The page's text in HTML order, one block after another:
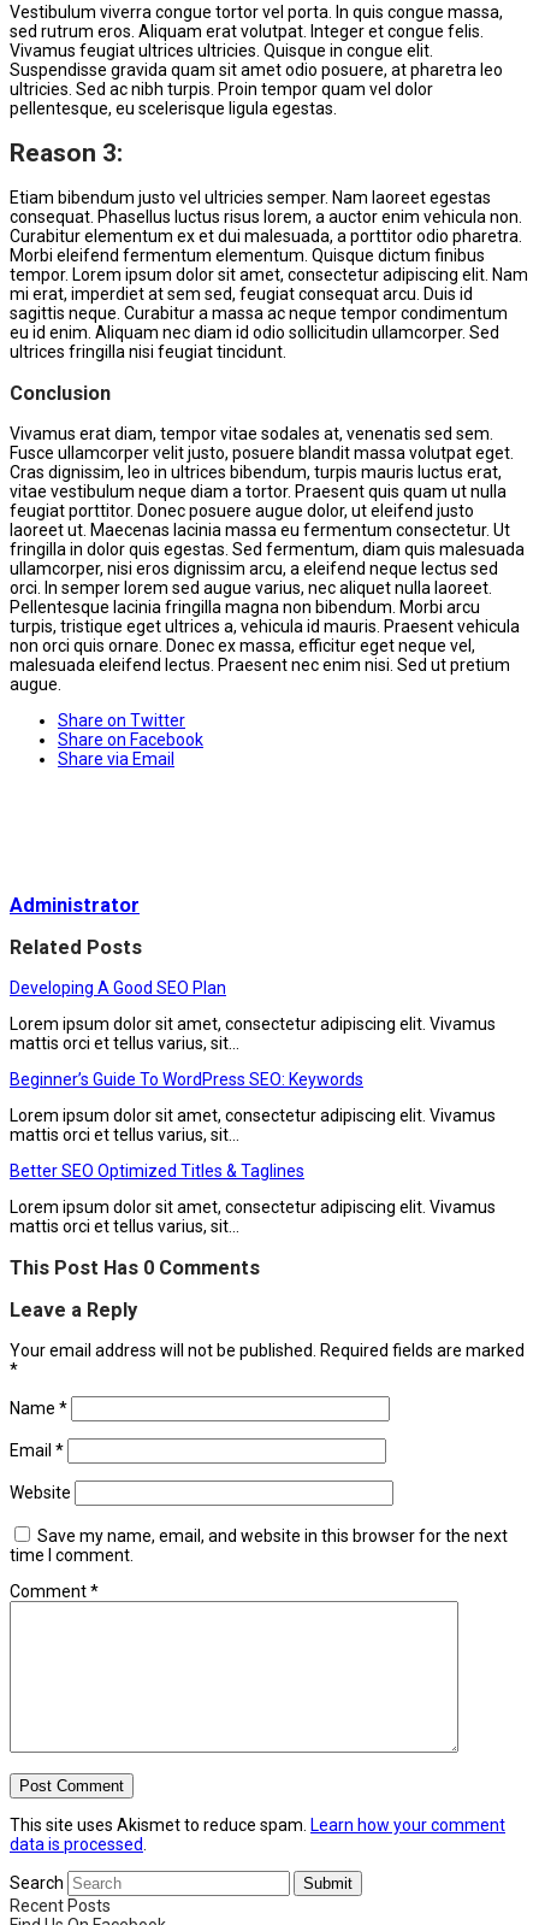
Vestibulum viverra congue tortor vel porta. In quis congue massa,
sed rutrum eros. Aliquam erat volutpat. Integer et congue felis.
Vivamus feugiat ultrices ultricies. Quisque in congue elit.
Suspendisse gravida quam sit amet odio posuere, at pharetra leo
ultricies. Sed ac nibh turpis. Proin tempor quam vel dolor
pellentesque, eu scelerisque ligula egestas.
Reason 3:
Etiam bibendum justo vel ultricies semper. Nam laoreet egestas
consequat. Phasellus luctus risus lorem, a auctor enim vehicula non.
Curabitur elementum ex et dui malesuada, a porttitor odio pharetra.
Morbi eleifend fermentum elementum. Quisque dictum finibus
tempor. Lorem ipsum dolor sit amet, consectetur adipiscing elit. Nam
mi erat, imperdiet at sem sed, feugiat consequat arcu. Duis id
sagittis neque. Curabitur a massa ac neque tempor condimentum
eu id enim. Aliquam nec diam id odio sollicitudin ullamcorper. Sed
ultrices fringilla nisi feugiat tincidunt.
Conclusion
Vivamus erat diam, tempor vitae sodales at, venenatis sed sem.
Fusce ullamcorper velit justo, posuere blandit massa volutpat eget.
Cras dignissim, leo in ultrices bibendum, turpis mauris luctus erat,
vitae vestibulum neque diam a tortor. Praesent quis quam ut nulla
feugiat porttitor. Donec posuere augue dolor, ut eleifend justo
laoreet ut. Maecenas lacinia massa eu fermentum consectetur. Ut
fringilla in dolor quis egestas. Sed fermentum, diam quis malesuada
ullamcorper, nisi eros dignissim arcu, a eleifend neque lectus sed
orci. In semper lorem sed augue varius, nec aliquet nulla laoreet.
Pellentesque lacinia fringilla magna non bibendum. Morbi arcu
turpis, tristique eget ultrices a, vehicula id mauris. Praesent vehicula
non orci quis ornare. Donec ex massa, efficitur eget neque vel,
malesuada eleifend lectus. Praesent nec enim nisi. Sed ut pretium
augue.
Share on Twitter
Share on Facebook
Share via Email
Administrator
Related Posts
Developing A Good SEO Plan
Lorem ipsum dolor sit amet, consectetur adipiscing elit. Vivamus
mattis orci et tellus varius, sit…
Beginner’s Guide To WordPress SEO: Keywords
Lorem ipsum dolor sit amet, consectetur adipiscing elit. Vivamus
mattis orci et tellus varius, sit…
Better SEO Optimized Titles & Taglines
Lorem ipsum dolor sit amet, consectetur adipiscing elit. Vivamus
mattis orci et tellus varius, sit…
This Post Has 0 Comments
Leave a Reply
Your email address will not be published. Required fields are marked
*
Name *
Email *
Website
Save my name, email, and website in this browser for the next
time I comment.
Comment*
This site uses Akismet to reduce spam. Learn how your comment
data is processed.
Search
Submit
Recent Posts